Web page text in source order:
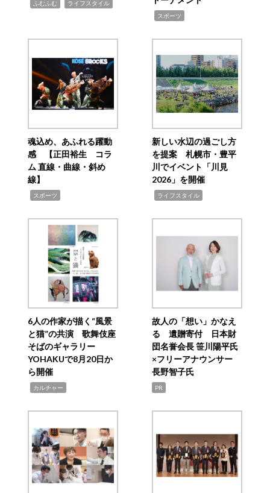
ふむふむ ライフスタイル
スポーツ
魂込め、あふれる躍動
感 【正田裕生 コラ
ム 直線・曲線・斜め
線】
スポーツ
新しい水辺の過ごし方
を提案 札幌市・豊平
川でイベント「川見
2026」を開催
ライフスタイル
6人の作家が描く“風景
と猫”の共演 歌舞伎座
そばのギャラリー
YOHAKUで8月20日か
ら開催
カルチャー
故人の「想い」かなえ
る 遺贈寄付 日本財
団名誉会長 笹川陽平氏
×フリーアナウンサー
長野智子氏
PR